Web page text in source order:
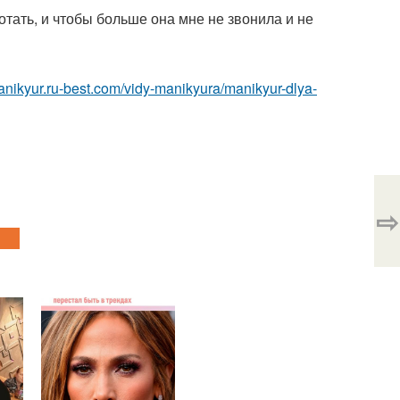
и чтобы больше она мне не звонила и не
best.com/vidy-manikyura/manikyur-dlya-
⇨